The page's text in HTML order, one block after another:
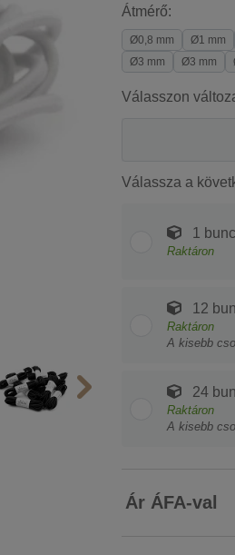
Átmérő:
Ø0,8 mm Ø1 mm
Ø3 mm
Ø3 mm
Válasszon
Válassza a
1
Raktáron
12
Raktáron
A kisebb
24
Raktáron
A kisebb
Ár ÁFA-val